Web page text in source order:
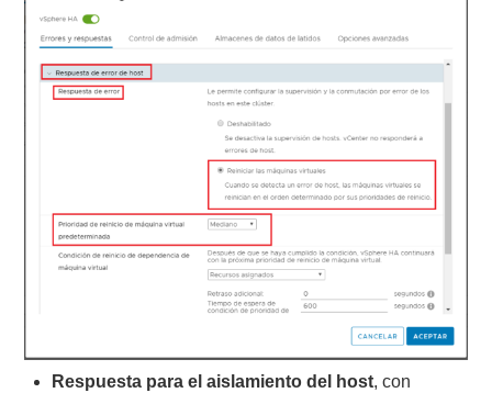
Respuesta para el aislamiento del host, con